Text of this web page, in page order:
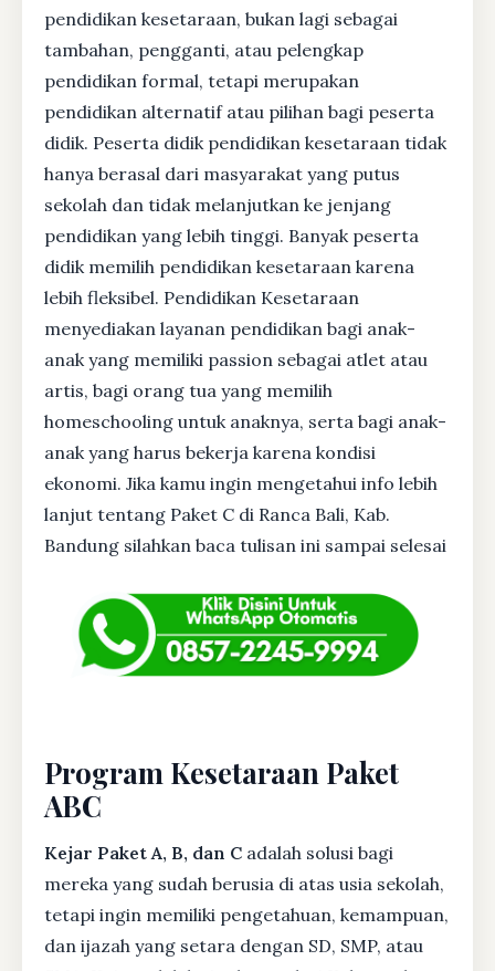
pendidikan kesetaraan, bukan lagi sebagai
tambahan, pengganti, atau pelengkap
pendidikan formal, tetapi merupakan
pendidikan alternatif atau pilihan bagi peserta
didik. Peserta didik pendidikan kesetaraan tidak
hanya berasal dari masyarakat yang putus
sekolah dan tidak melanjutkan ke jenjang
pendidikan yang lebih tinggi. Banyak peserta
didik memilih pendidikan kesetaraan karena
lebih fleksibel. Pendidikan Kesetaraan
menyediakan layanan pendidikan bagi anak-
anak yang memiliki passion sebagai atlet atau
artis, bagi orang tua yang memilih
homeschooling untuk anaknya, serta bagi anak-
anak yang harus bekerja karena kondisi
ekonomi. Jika kamu ingin mengetahui info lebih
lanjut tentang Paket C di Ranca Bali, Kab.
Bandung silahkan baca tulisan ini sampai selesai
Program Kesetaraan Paket
ABC
Kejar Paket A, B, dan C adalah solusi bagi
mereka yang sudah berusia di atas usia sekolah,
tetapi ingin memiliki pengetahuan, kemampuan,
dan ijazah yang setara dengan SD, SMP, atau